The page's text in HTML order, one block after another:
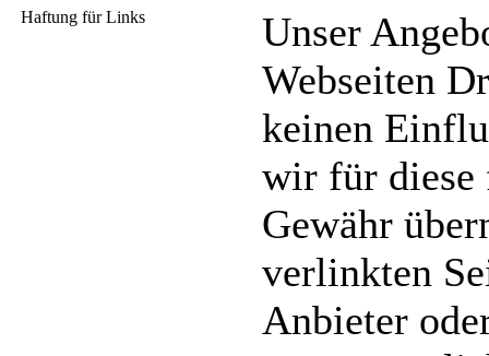
Haftung für Links
Unser
Webseiten
keinen
wir für diese
Gewähr
verlinkten
Anbieter